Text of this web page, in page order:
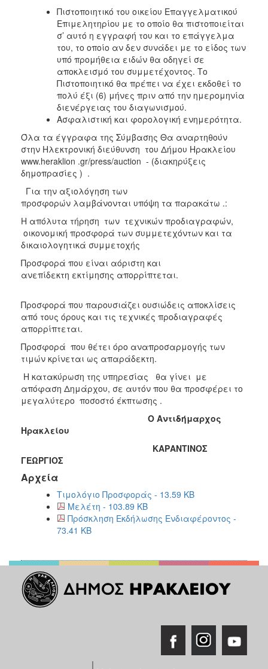
Πιστοποιητικό του οικείου Επαγγελματικού
Επιμελητηρίου με το οποίο θα πιστοποιείται
σ’ αυτό η εγγραφή του και το επάγγελμα
του, το οποίο αν δεν συνάδει με το είδος των
υπό προμήθεια ειδών θα οδηγεί σε
αποκλεισμό του συμμετέχοντος. Το
Πιστοποιητικό θα πρέπει να έχει εκδοθεί το
πολύ έξι (6) μήνες πριν από την ημερομηνία
διενέργειας του διαγωνισμού.
Ασφαλιστική και φορολογική ενημερότητα.
Όλα τα έγγραφα της Σύμβασης Θα αναρτηθούν
στην Ηλεκτρονική διεύθυνση του Δήμου Ηρακλείου
www.heraklion .gr/press/auction - (διακηρύξεις
δημοπρασίες ) .
Για την αξιολόγηση των
προσφορών λαμβάνονται υπόψη τα παρακάτω .:
Η απόλυτα τήρηση των τεχνικών προδιαγραφών,
οικονομική προσφορά των συμμετεχόντων και τα
δικαιολογητικά συμμετοχής
Προσφορά που είναι αόριστη και
ανεπίδεκτη εκτίμησης απορρίπτεται.
Προσφορά που παρουσιάζει ουσιώδεις αποκλίσεις
από τους όρους και τις τεχνικές προδιαγραφές
απορρίπτεται.
Προσφορά που θέτει όρο αναπροσαρμογής των
τιμών κρίνεται ως απαράδεκτη.
Η κατακύρωση της υπηρεσίας θα γίνει με
απόφαση Δημάρχου, σε αυτόν που θα προσφέρει το
μεγαλύτερο ποσοστό έκπτωσης .
Ο Αντιδήμαρχος
Ηρακλείου
ΚΑΡΑΝΤΙΝΟΣ
ΓΕΩΡΓΙΟΣ
Αρχεία
Τιμολόγιο Προσφοράς - 13.59 KB
Μελέτη - 103.89 KB
Πρόσκληση Εκδήλωσης Ενδιαφέροντος -
73.41 KB